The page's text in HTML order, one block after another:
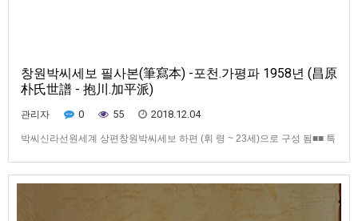
창원박씨세보 필사본(筆寫本) -포천.가평파 1958년 (昌原
朴氏世譜 - 抱川.加平派)
관리자 0 55 2018.12.04
박씨신라선원세계 상편창원박씨세보 하편 (휘 령 ~ 23세)으로 구성 됨■■ 특
토.전답 명세 기록 됨- 선원세계 각 왕별로 분류하여 세계를 기록- 휘鹷祖를
조선조에 密昌君으로 봉군된 것으로, 그리고 …